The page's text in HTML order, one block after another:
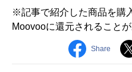
※記事で紹介した商品を購
Moovooに還元されることが
Share